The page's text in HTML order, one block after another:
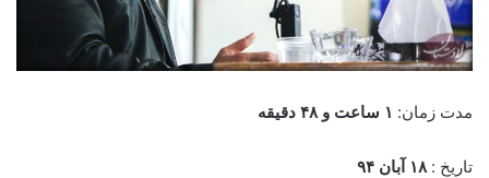
مدت زمان: ۱ ساعت و ۴۸ دقیقه
تاریخ :۱۸ آبان ۹۴